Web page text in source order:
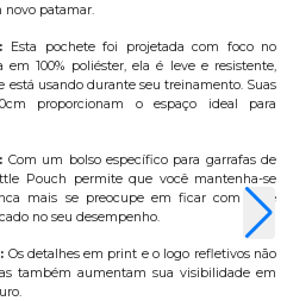
novo patamar.
Esta pochete foi projetada com foco no
100% poliéster, ela é leve e resistente,
usando durante seu treinamento. Suas
proporcionam o espaço ideal para
Com um bolso específico para garrafas de
Pouch permite que você mantenha-se
mais se preocupe em ficar com sede
no seu desempenho.
Os detalhes em print e o logo refletivos não
também aumentam sua visibilidade em